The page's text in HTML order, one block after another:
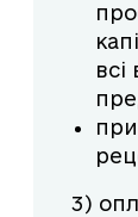
3)